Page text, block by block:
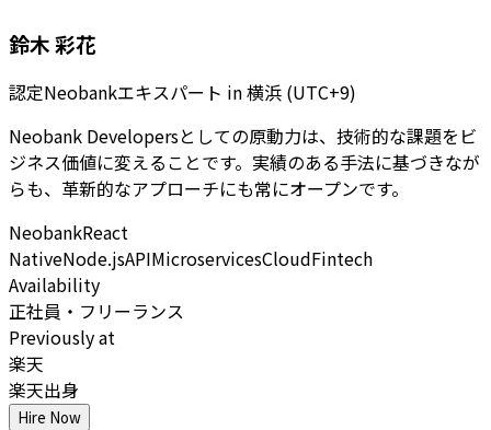
鈴木 彩花
認定Neobankエキスパート in横浜 (UTC+9)
Neobank Developersとしての原動力は、技術的な課題をビ
ジネス価値に変えることです。実績のある手法に基づきなが
らも、革新的なアプローチにも常にオープンです。
NeobankReact
NativeNode.jsAPIMicroservicesCloudFintech
Availability
正社員・フリーランス
Previously at
楽天
楽天出身
Hire Now